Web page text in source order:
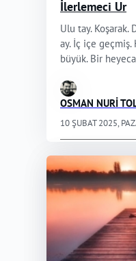
İlerlemeci Ur
Ulu tay. Koşarak.
ay. İç içe geçmiş.
büyük. Bir
OSMAN NURİ
10 ŞUBAT 2025,